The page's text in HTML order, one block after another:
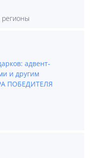
регионы
адвент-
и другим
ПОБЕДИТЕЛЯ